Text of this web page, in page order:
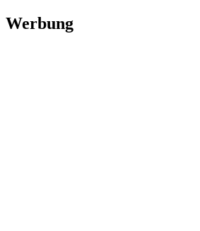
Werbung